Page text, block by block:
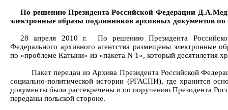
По решению Президента Российской Федерации
электронные образы подлинников архивных документов
28 апреля 2010 г. По решению Президента
Федерального архивного агентства размещены электронные
по «проблеме Катыни» из «пакета N 1», который десятилетия
Пакет передан из Архива Президента Российской
социально-политической истории (РГАСПИ), где хранится
документы были рассекречены и по поручению Президента
переданы польской стороне.